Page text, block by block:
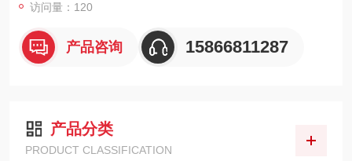
访问量：120
产品咨询 15866811287
产品分类
PRODUCT CLASSIFICATION